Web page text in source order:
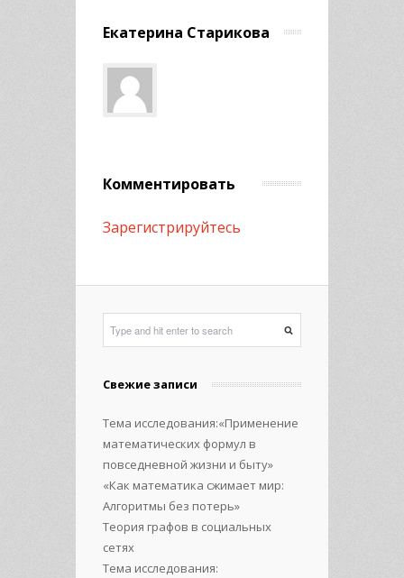
Екатерина Старикова
Комментировать
Зарегистрируйтесь
Свежие записи
Тема исследования:«Применение
математических формул в
повседневной жизни и быту»
«Как математика сжимает мир:
Алгоритмы без потерь»
Теория графов в социальных
сетях
Тема исследования: